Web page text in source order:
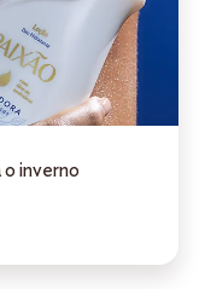
o inverno